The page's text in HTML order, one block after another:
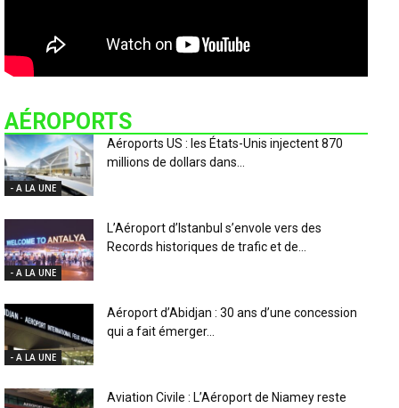
AÉROPORTS
- A LA UNE
Aéroports US : les États-Unis injectent 870
millions de dollars dans...
- A LA UNE
L’Aéroport d’Istanbul s’envole vers des
Records historiques de trafic et de...
- A LA UNE
Aéroport d’Abidjan : 30 ans d’une concession
qui a fait émerger...
Aviation Civile : L’Aéroport de Niamey reste